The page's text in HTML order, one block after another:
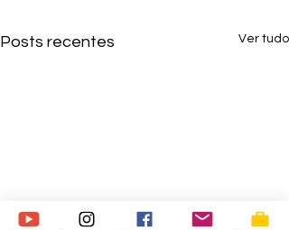
Posts recentes Ver tudo